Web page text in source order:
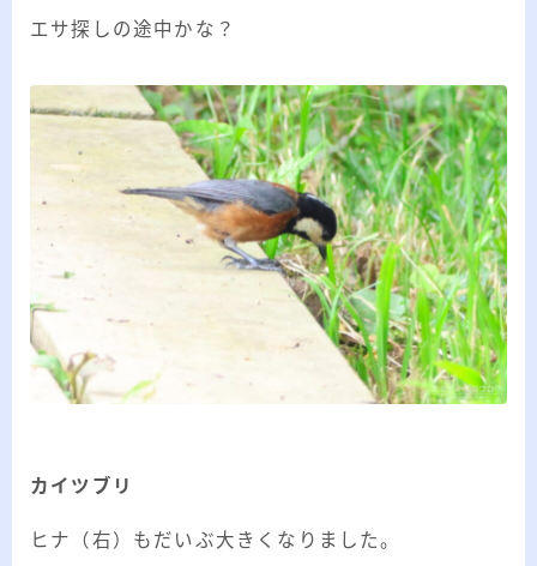
エサ探しの途中かな？
カイツブリ
ヒナ（右）もだいぶ大きくなりました。